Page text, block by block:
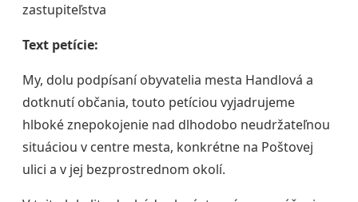
zastupiteľstva
Text petície:
​My, dolu podpísaní obyvatelia mesta Handlová a
dotknutí občania, touto petíciou vyjadrujeme
hlboké znepokojenie nad dlhodobo neudržateľnou
situáciou v centre mesta, konkrétne na Poštovej
ulici a v jej bezprostrednom okolí.